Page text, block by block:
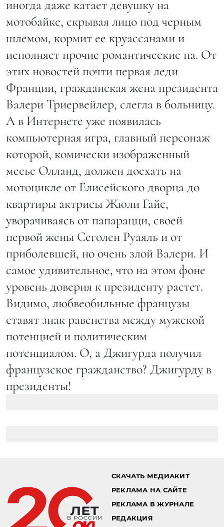
иногда даже катает девушку на
мотобайке, скрывая лицо под черным
шлемом, кормит ее круассанами и
исполняет прочие романтические па. От
этих новостей почти первая леди
Франции, гражданская жена президента
Валери Триервейлер, слегла в больницу.
А в Интернете уже появилась
компьютерная игра, главный персонаж
которой, комически изображенный
месье Олланд, должен доехать на
мотоцикле от Елисейского дворца до
квартиры актрисы Жюли Гайе,
уворачиваясь от папарацци, своей
первой жены Сеголен Руаяль и от
приболевшей, но очень злой Валери. И
самое удивительное, что на этом фоне
уровень доверия к президенту растет.
Видимо, любвеобильные французы
ставят знак равенства между мужской
потенцией и политическим
потенциалом. О, а Джигурда получил
французское гражданство? Джигурду в
президенты!
СКАЧАТЬ МЕДИАКИТ
РЕКЛАМА НА САЙТЕ
РЕКЛАМА В ЖУРНАЛЕ
РЕДАКЦИЯ